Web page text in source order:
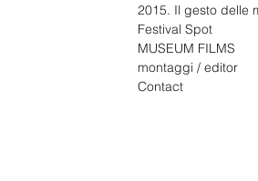
2015. Il gesto delle
Festival Spot
MUSEUM FILMS
montaggi / editor
Contact